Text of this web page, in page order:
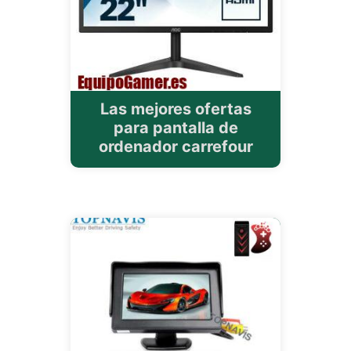
Las mejores ofertas
para pantalla de
ordenador carrefour